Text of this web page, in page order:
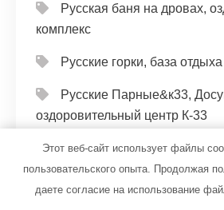
Русская баня на дровах,
комплекс
Русские горки, база отдыха
Русские Парные&к33,
оздоровительный центр К-33
Русский лес, магазин
Этот веб-сайт использует файлы
пользовательского опыта. Продолжая
даете согласие на использование